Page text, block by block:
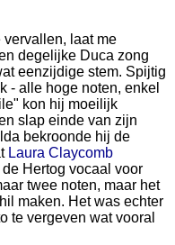
vervallen, laat me
degelijke Duca zong
eenzijdige stem. Spijtig
- alle hoge noten, enkel
kon hij moeilijk
slap einde van zijn
bekroonde hij de
Laura Claycomb
Hertog vocaal voor
twee noten, maar het
maken. Het was echter
te vergeven wat vooral